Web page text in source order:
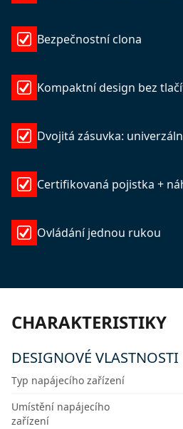
Bezpečnostní clona
Kompaktní design bez
Dvojitá zásuvka:
Certifikovaná pojistka +
Ovládání jednou rukou
CHARAKTERISTIKY
DESIGNOVÉ VLASTNOSTI
Typ napájecího zařízení
Umístění napájecího
zařízení